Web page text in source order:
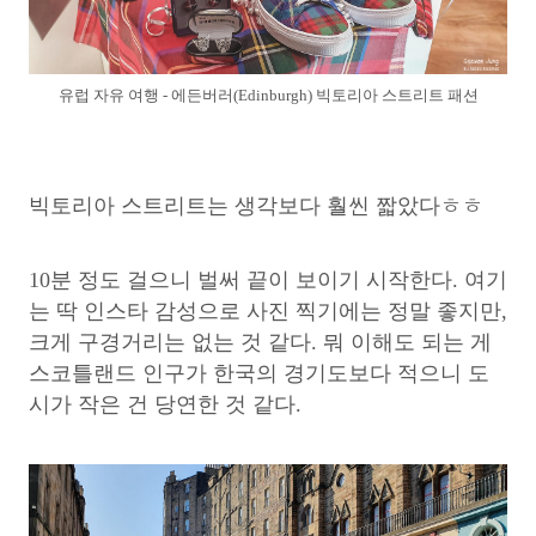
유럽 자유 여행 - 에든버러(Edinburgh) 빅토리아 스트리트 패션
빅토리아 스트리트는 생각보다 훨씬 짧았다ㅎㅎ
10분 정도 걸으니 벌써 끝이 보이기 시작한다. 여기
는 딱 인스타 감성으로 사진 찍기에는 정말 좋지만,
크게 구경거리는 없는 것 같다. 뭐 이해도 되는 게
스코틀랜드 인구가 한국의 경기도보다 적으니 도
시가 작은 건 당연한 것 같다.